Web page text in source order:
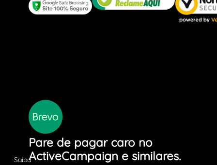
Pare de pagar caro no
ActiveCampaign e similares.